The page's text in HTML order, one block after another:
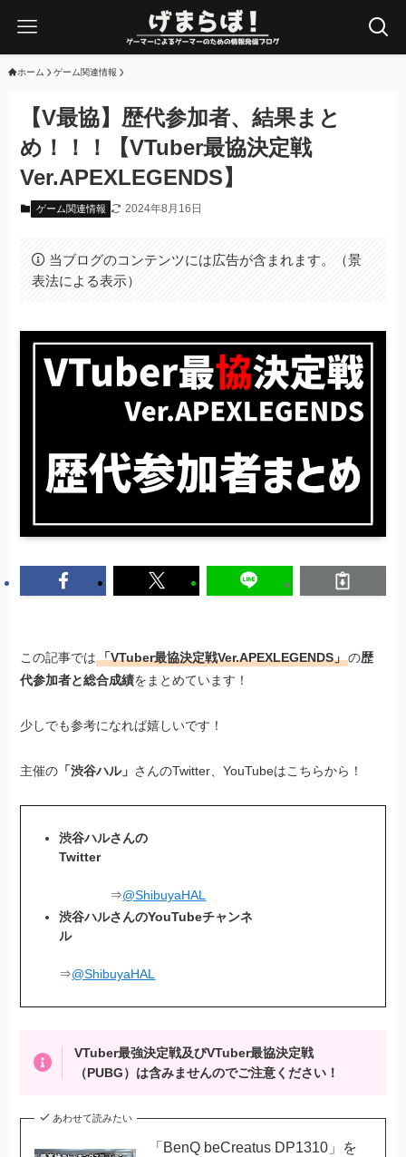
ホーム ゲーム関連情報
【V最協】歴代参加者、結果まと
め！！！【VTuber最協決定戦
Ver.APEXLEGENDS】
ゲーム関連情報 2024年8月16日
当ブログのコンテンツには広告が含まれます。（景
表法による表示）
この記事では「VTuber最協決定戦Ver.APEXLEGENDS」の歴
代参加者と総合成績をまとめています！
少しでも参考になれば嬉しいです！
主催の 「渋谷ハル」 さんのTwitter、YouTubeはこちらから！
渋谷ハルさんの
Twitter
⇒@ShibuyaHAL
渋谷ハルさんのYouTubeチャンネ
ル
⇒@ShibuyaHAL
VTuber最強決定戦及びVTuber最協決定戦
（PUBG）は含みませんのでご注意ください！
あわせて読みたい
「BenQ beCreatus DP1310」を